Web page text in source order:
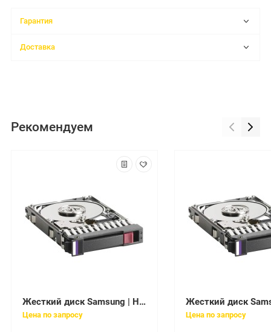
Гарантия
Доставка
Рекомендуем
Жесткий диск Samsung | HM400JI | 400 Gb / HDD / SATAII / 2.5" / 5400 rpm / 8 Mb
Цена по запросу Цена по запросу